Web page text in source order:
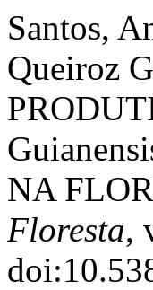
Santos,
Queiroz
NA
Floresta,